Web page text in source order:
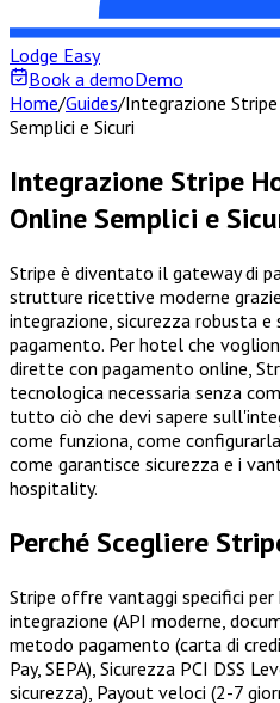
Lodge Easy
Book a demoDemo
Home/Guides/Integrazione
Semplici e Sicuri
Integrazione Stripe
Online Semplici e
Stripe è diventato il gateway di
strutture ricettive moderne
integrazione, sicurezza robusta
pagamento. Per hotel che
dirette con pagamento online,
tecnologica necessaria senza
tutto ciò che devi sapere
come funziona, come
come garantisce sicurezza e i
hospitality.
Perché Scegliere
Stripe offre vantaggi specifici
integrazione (API moderne,
metodo pagamento (carta di
Pay, SEPA), Sicurezza PCI DSS
sicurezza), Payout veloci (2-7